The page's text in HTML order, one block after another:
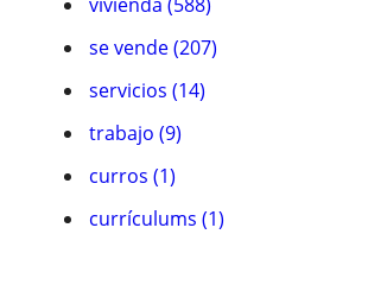
se vende (207)
servicios (14)
trabajo (9)
curros (1)
currículums (1)